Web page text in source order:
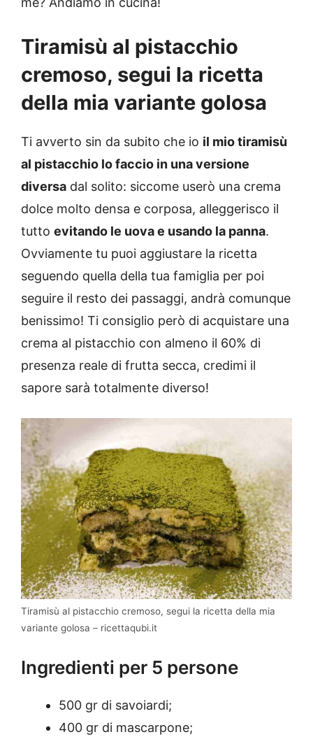
Tiramisù al pistacchio
cremoso, segui la ricetta
della mia variante golosa
Ti avverto sin da subito che io il mio tiramisù
al pistacchio lo faccio in una versione
diversa dal solito: siccome userò una crema
dolce molto densa e corposa, alleggerisco il
tutto evitando le uova e usando la panna.
Ovviamente tu puoi aggiustare la ricetta
seguendo quella della tua famiglia per poi
seguire il resto dei passaggi, andrà comunque
benissimo! Ti consiglio però di acquistare una
crema al pistacchio con almeno il 60% di
presenza reale di frutta secca, credimi il
sapore sarà totalmente diverso!
Tiramisù al pistacchio cremoso, segui la ricetta della mia
variante golosa – ricettaqubi.it
Ingredienti per 5 persone
500 gr di savoiardi;
400 gr di mascarpone;